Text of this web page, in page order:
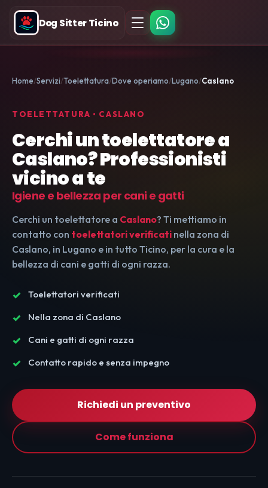
Dog Sitter Ticino
Home Servizi Toelettatura Dove operiamo Lugano Caslano
TOELETTATURA • CASLANO
Cerchi un toelettatore a
Caslano? Professionisti
vicino a te
Igiene e bellezza per cani e gatti
Cerchi un toelettatore a Caslano? Ti mettiamo in
contatto con toelettatori verificati nella zona di
Caslano, in Lugano e in tutto Ticino, per la cura e la
bellezza di cani e gatti di ogni razza.
Toelettatori verificati
Nella zona di Caslano
Cani e gatti di ogni razza
Contatto rapido e senza impegno
Richiedi un preventivo
Come funziona